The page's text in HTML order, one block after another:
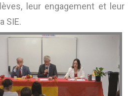
leur engagement et leur
SIE.